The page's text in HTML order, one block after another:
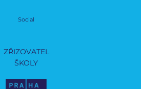
Social
ZŘIZOVATEL
ŠKOLY